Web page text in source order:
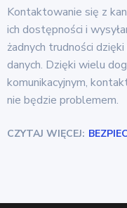
Kontaktowanie się z
ich dostępności i
żadnych trudności
danych. Dzięki wielu
komunikacyjnym,
nie będzie problemem.
CZYTAJ WIĘCEJ: